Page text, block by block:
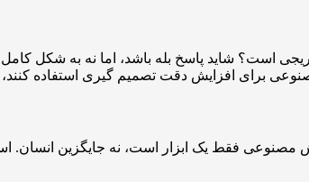
است؟ شاید پاسخ بله باشد، اما نه به شکل
برای افزایش دقت تصمیم گیری استفاده
فقط یک ابزار است، نه جایگزین انسان.